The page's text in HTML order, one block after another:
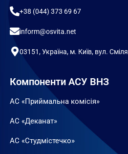
+38 (044) 373 69 67
inform@osvita.net
03151, Україна, м. Київ, вул.
Компоненти АСУ ВНЗ
АС «Приймальна комісія»
АС «Деканат»
АС «Студмістечко»